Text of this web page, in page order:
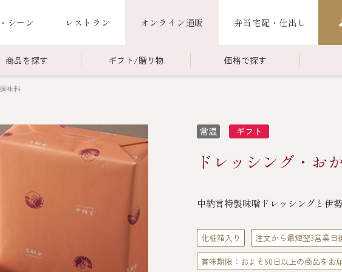
シーン レストラン オンライン通販 弁当宅配・仕出し
商品を探す
ごちそう重
お食い初め重
海鮮ＢＢＱ
お弁当（冷凍）
生おせち おせ
調味料
レストラン
中納言 鉄板焼
ギフト/贈り物 価格で探す
～
定商品 ご利用ガイド
味料
ドレッシング・お
中納言特製味噌ドレッシングと伊
化粧箱入り 注文から最短翌3営業日
賞味期限：およそ60日以上の商品をお